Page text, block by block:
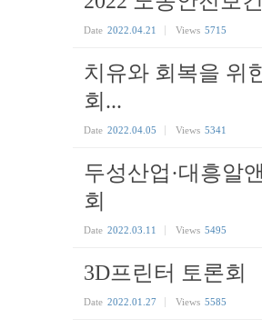
Date 2022.04.21 Views 5715
치유와 회복을 위
회...
Date 2022.04.05 Views 5341
두성산업·대흥알
회
Date 2022.03.11 Views 5495
3D프린터 토론회
Date 2022.01.27 Views 5585